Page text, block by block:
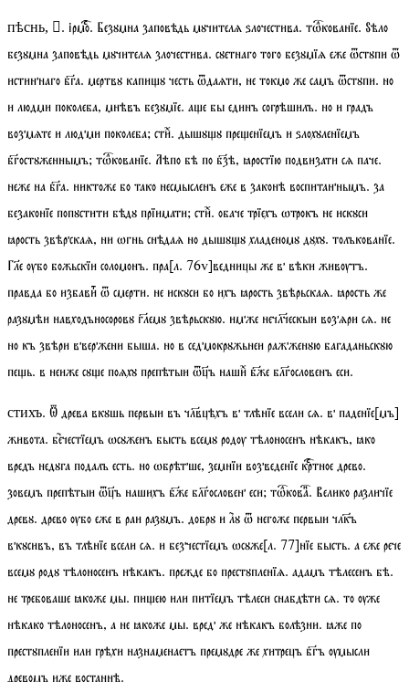
пѣснь, . ірмо. Безꙋмна заповѣдь мꙋчителѧ ѕлочестива.тѡкованїе. Ѕѣло
безꙋмна заповѣдь мꙋчителѧ злочестива. сꙋетнаго того безꙋмїѧ еже ѿстꙋпи ѿ
истиннаго бга. мертвꙋ капиꙋ честь ѿдаѧти, не токмо же самъ ѿстꙋпи. но
и людми поколеба, мнѣвъ безꙋмїе. ае бы единъ согрѣшилъ. но и градъ
возмѧте и людми поколеба;стиⷯ. дышꙋꙋ преенїемъ и ѕлохꙋленїемъ
бгостꙋженнымъ;тѡкованїе. Лѣпо бѣ по бзѣ, ꙗростїю подвизати сѧ паче.
неже на бга. никтоже бо тако несмысленъ еже в законѣ воспитаннымъ. за
безаконїе попꙋстити бѣдꙋ прїимати;стиⷯ. обаче трїехъ ѡтрокъ не искꙋси
ꙗрость звѣрскаѧ, ни ѡгнь снѣдаѧ но дышꙋꙋ хладеномꙋ дꙋхꙋ.толъкованїе.
Ге ѹбо божьскїи соломонъ. пра[л.76v]ведницы же в вѣки живѹтъ.
правда бо избавиⷮ ѿ смерти. не искꙋси бо ихъ ꙗрость звѣрьскаѧ. ꙗрость же
разꙋмѣи навходъносоровꙋ глемꙋ звѣрьскꙋю. имже нечлческыи возѧри сѧ. не
но къ звѣри ввержени быша. но в седмокрꙋжьнеи ражженꙋю багаданьскꙋю
пеь. в неиже сꙋе поѧхꙋ препѣтыи ѿъ нашиⷯ бже блгословенъ еси.
стихъ. Ѿ древа вкꙋшь первыи въ члвцѣхъ в тлѣнїе всели сѧ. в паденїе[мъ]
живота. бечестїемъ ѡсꙋженъ бысть всемꙋ родѹ тѣлоносенъ нѣкакъ, ꙗко
вредъ недꙋга подалъ есть. но ѡбрѣтше, земнїи возведенїе кртное древо.
зовемъ препѣтыи ѿъ нашихъ бже блгословен еси;тѡкова. Велико различїе
древꙋ. древо ѹбо еже в раи разꙋмъ. добрꙋ и лꙋ ѿ негоже первыи члк҃ъ
вкꙋсивъ, въ тлѣнїе всели сѧ. и безчестїемъ ѡсꙋже[л.77]нїе бысть. а еже рече
всемꙋ родꙋ тѣлоносенъ нѣкакъ. прежде бо престꙋпленїѧ. адамъ тѣлесенъ бѣ.
не требоваше ꙗкоже мы. пиею или питїемъ тѣлеси снабдѣти сѧ. то ѹже
нѣкако тѣлоносенъ, а не ꙗкоже мы. вред же нѣкакъ болѣзни. ꙗже по
престꙋпленїи или грѣхи назнаменаетъ премꙋдре же хитрецъ бгъ ѹмысли